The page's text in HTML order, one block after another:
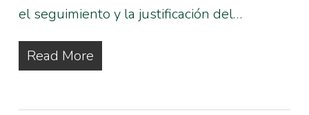
el seguimiento y la justificación del…
Read More